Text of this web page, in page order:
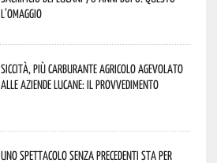
l’omaggio
Siccità, più carburante agricolo agevolato
alle aziende lucane: il provvedimento
Uno spettacolo senza precedenti sta per